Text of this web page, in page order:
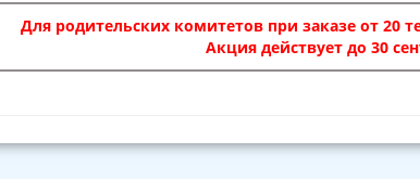
Для родительских комитетов при заказе от 20
Акция действует до 30